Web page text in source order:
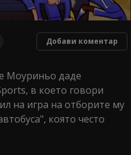
Добави коментар
Моуриньо даде
в което говори
на игра на отборите му
която често